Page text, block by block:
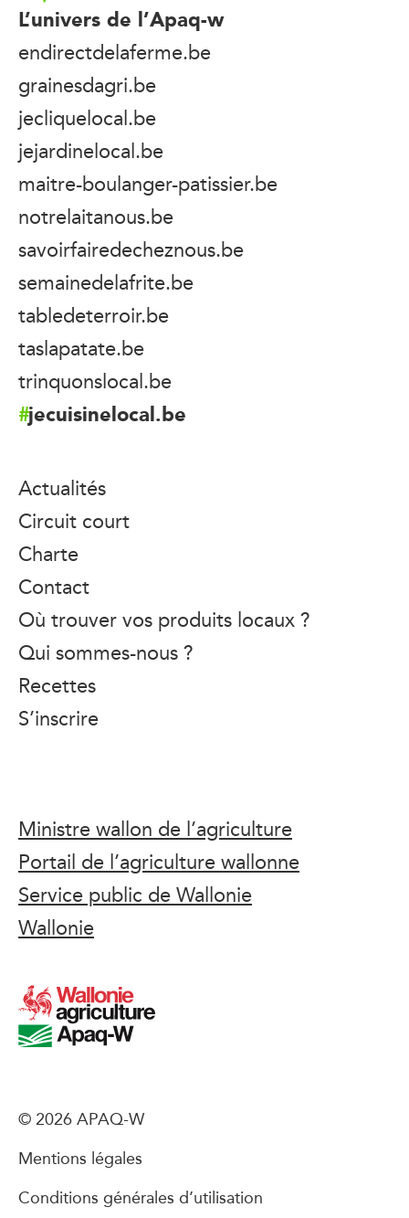
L’univers de l’Apaq-w
endirectdelaferme.be
grainesdagri.be
jecliquelocal.be
jejardinelocal.be
maitre-boulanger-patissier.be
notrelaitanous.be
savoirfairedecheznous.be
semainedelafrite.be
tabledeterroir.be
taslapatate.be
trinquonslocal.be
jecuisinelocal.be
Actualités
Circuit court
Charte
Contact
Où trouver vos produits locaux ?
Qui sommes-nous ?
Recettes
S’inscrire
Ministre wallon de l’agriculture
Portail de l’agriculture wallonne
Service public de Wallonie
Wallonie
© 2026 APAQ-W
Mentions légales
Conditions générales d’utilisation